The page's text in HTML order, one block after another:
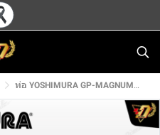
ท่อ YOSHIMURA GP-MAGNUM105 สำหรับ HONDA CBR500R